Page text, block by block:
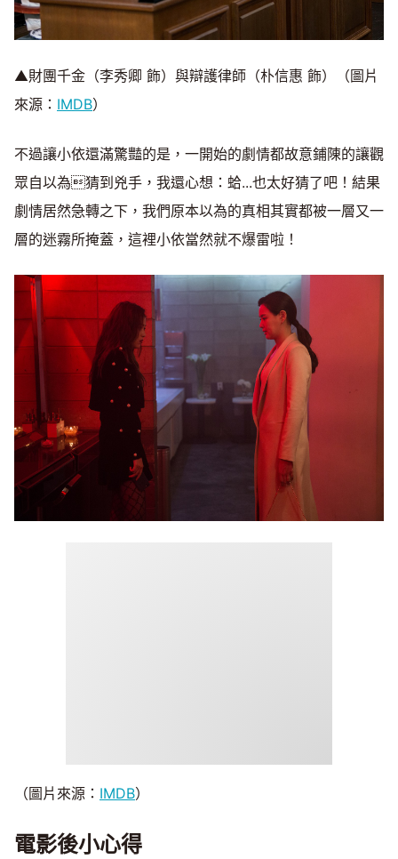
▲財團千金（李秀卿 飾）與辯護律師（朴信惠 飾）（圖片
來源： IMDB）
不過讓小依還滿驚豔的是，一開始的劇情都故意鋪陳的讓觀
眾自以為猜到兇手，我還心想：蛤...也太好猜了吧！結果
劇情居然急轉之下，我們原本以為的真相其實都被一層又一
層的迷霧所掩蓋，這裡小依當然就不爆雷啦！
（圖片來源： IMDB）
電影後小心得